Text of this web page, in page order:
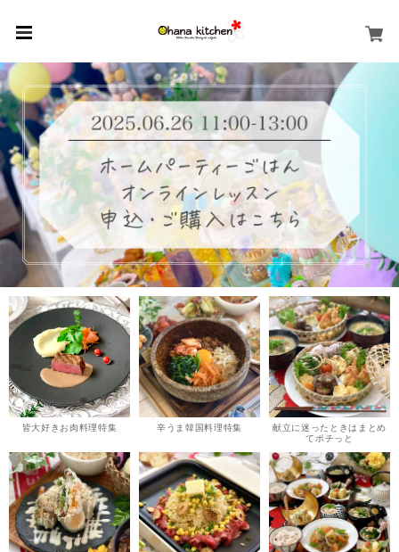
皆大好きお肉料理特集 辛うま韓国料理特集
献立に迷ったときはまとめ
てポチっと